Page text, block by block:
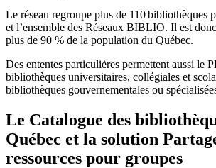
Le réseau regroupe plus de 110bibliothèques
et l’ensemble des Réseaux BIBLIO. Il est donc
plus de 90 % de la population du Québec.
Des ententes particulières permettent aussi le
bibliothèques universitaires, collégiales et
bibliothèques gouvernementales ou
Le Catalogue des
Québec et la solution
ressources pour groupes